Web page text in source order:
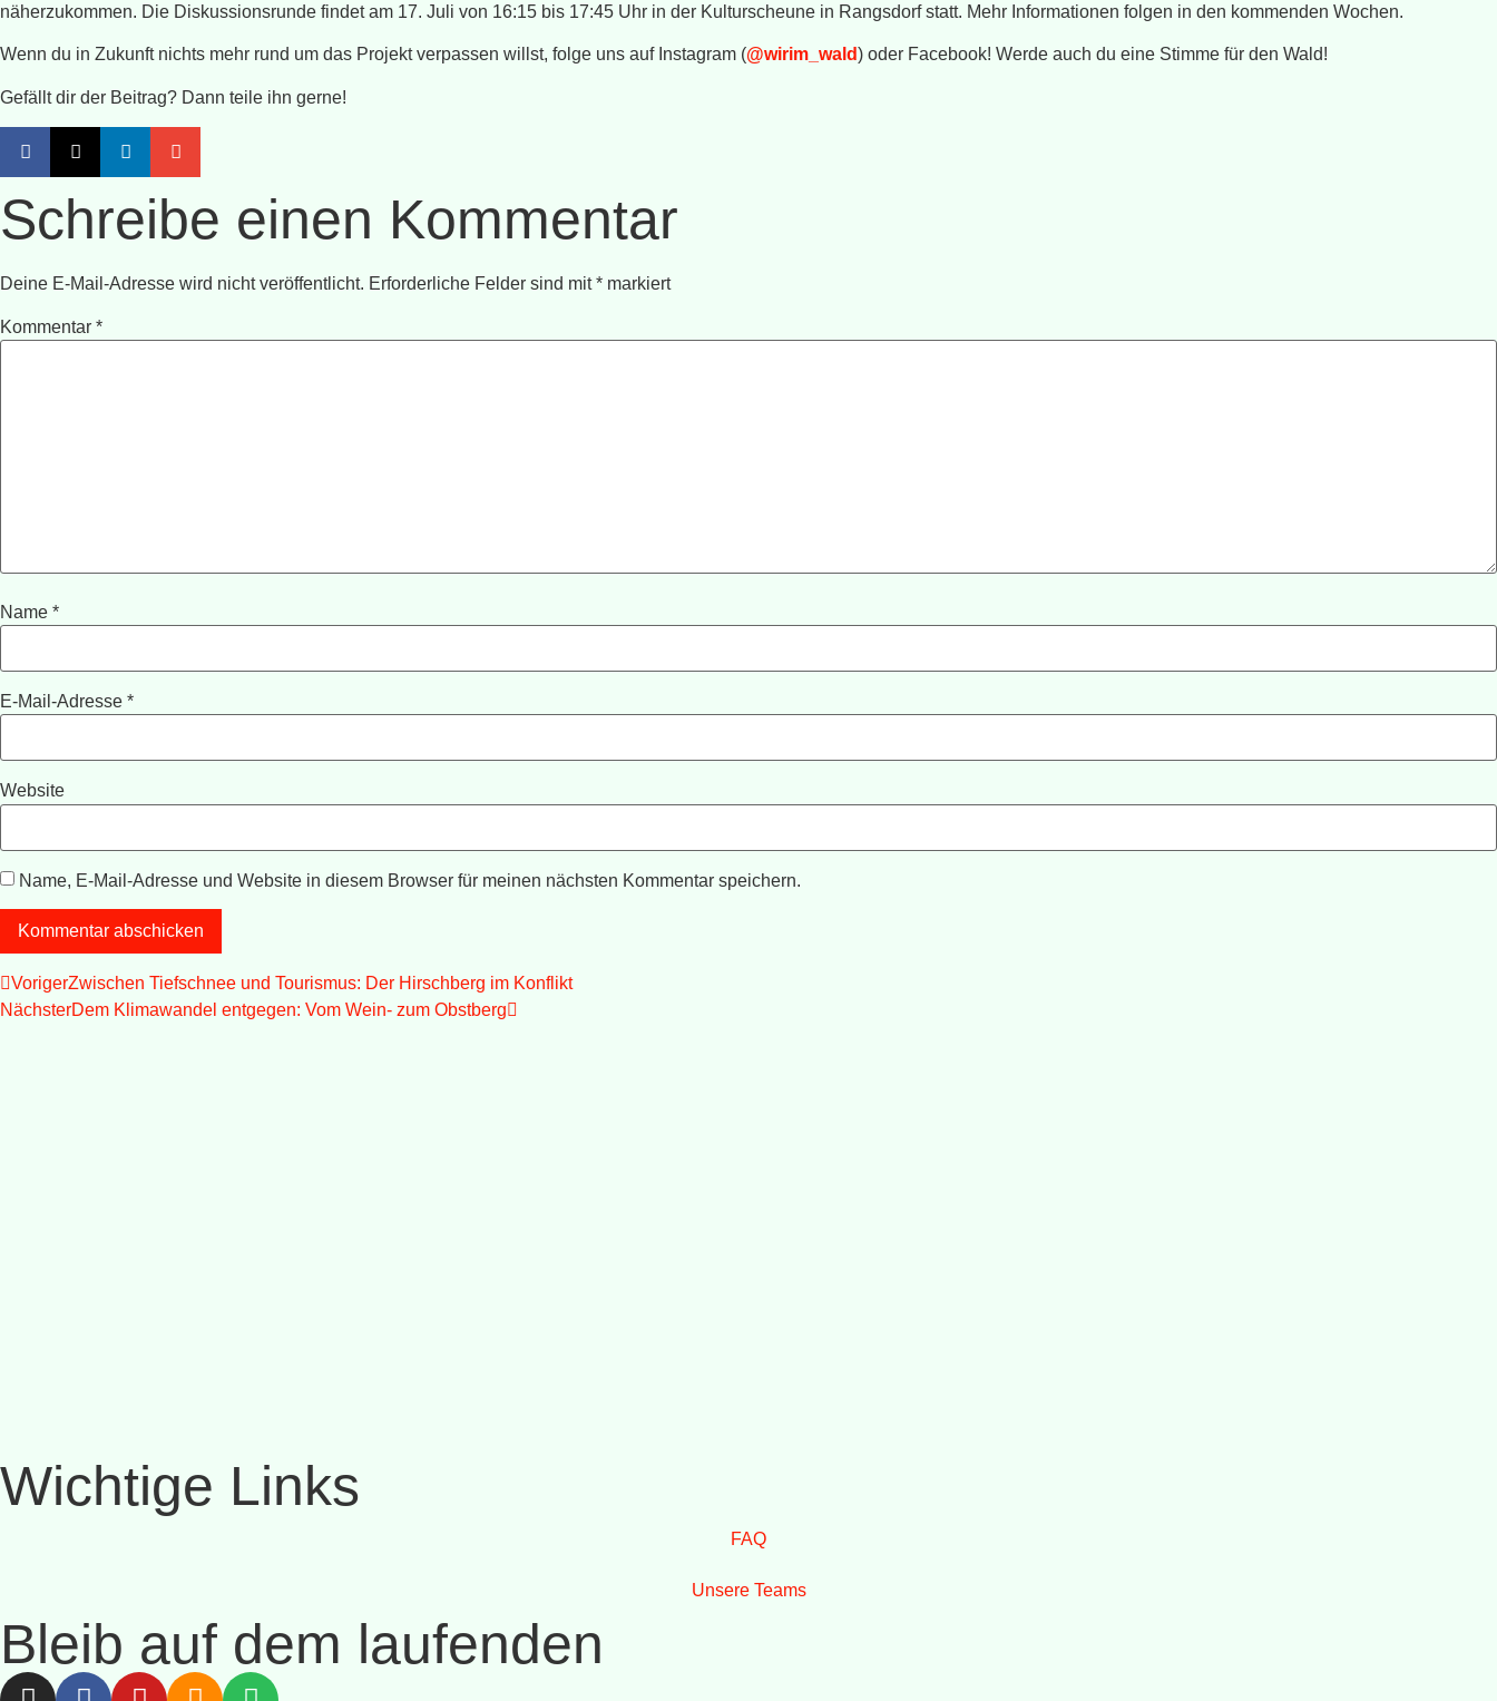
näherzukommen. Die Diskussionsrunde findet am 17. Juli von 16:15 bis 17:45 Uhr in der Kulturscheune in Rangsdorf statt. Mehr Informationen folgen in den kommenden Wochen.
Wenn du in Zukunft nichts mehr rund um das Projekt verpassen willst, folge uns auf Instagram (@wirim_wald) oder Facebook! Werde auch du eine Stimme für den Wald!
Gefällt dir der Beitrag? Dann teile ihn gerne!
Schreibe einen Kommentar
Deine E-Mail-Adresse wird nicht veröffentlicht. Erforderliche Felder sind mit* markiert
Kommentar *
Name *
E-Mail-Adresse *
Website
Name, E-Mail-Adresse und Website in diesem Browser für meinen nächsten Kommentar speichern.
VorigerZwischen Tiefschnee und Tourismus: Der Hirschberg im Konflikt
NächsterDem Klimawandel entgegen: Vom Wein- zum Obstberg
Wichtige Links
FAQ
Unsere Teams
Bleib auf dem laufenden